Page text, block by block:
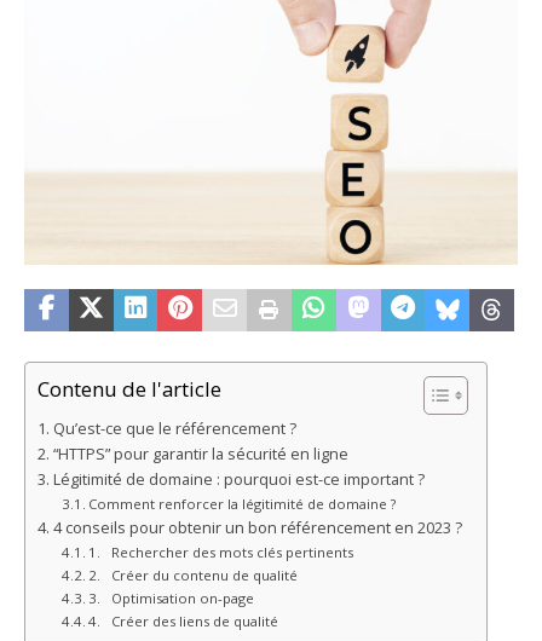
Contenu de l'article
Qu’est-ce que le référencement ?
“HTTPS” pour garantir la sécurité en ligne
Légitimité de domaine : pourquoi est-ce important ?
Comment renforcer la légitimité de domaine ?
4 conseils pour obtenir un bon référencement en 2023 ?
1. Rechercher des mots clés pertinents
2. Créer du contenu de qualité
3. Optimisation on-page
4. Créer des liens de qualité